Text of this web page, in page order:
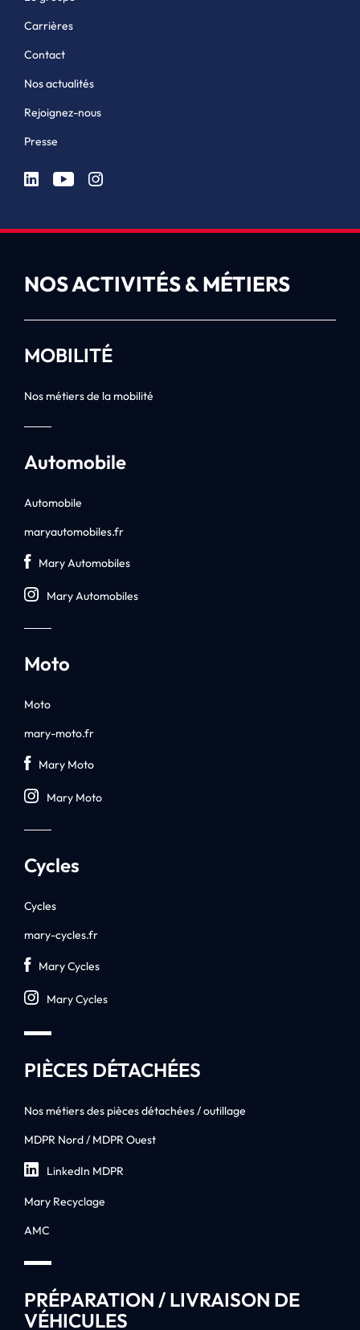
Carrières
Contact
Nos actualités
Rejoignez-nous
Presse
NOS ACTIVITÉS & MÉTIERS
MOBILITÉ
Nos métiers de la mobilité
Automobile
Automobile
maryautomobiles.fr
Mary Automobiles
Mary Automobiles
Moto
Moto
mary-moto.fr
Mary Moto
Mary Moto
Cycles
Cycles
mary-cycles.fr
Mary Cycles
Mary Cycles
PIÈCES DÉTACHÉES
Nos métiers des pièces détachées / outillage
MDPR Nord / MDPR Ouest
LinkedIn MDPR
Mary Recyclage
AMC
PRÉPARATION / LIVRAISON DE
VÉHICULES